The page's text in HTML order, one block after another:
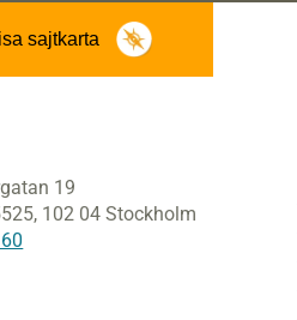
sajtkarta
19
102 04 Stockholm